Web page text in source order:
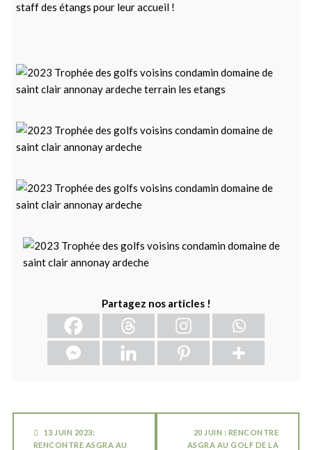
staff des étangs pour leur accueil !
Partagez nos articles !
13 JUIN 2023:
RENCONTRE ASGRA AU
20 JUIN : RENCONTRE
ASGRA AU GOLF DE LA